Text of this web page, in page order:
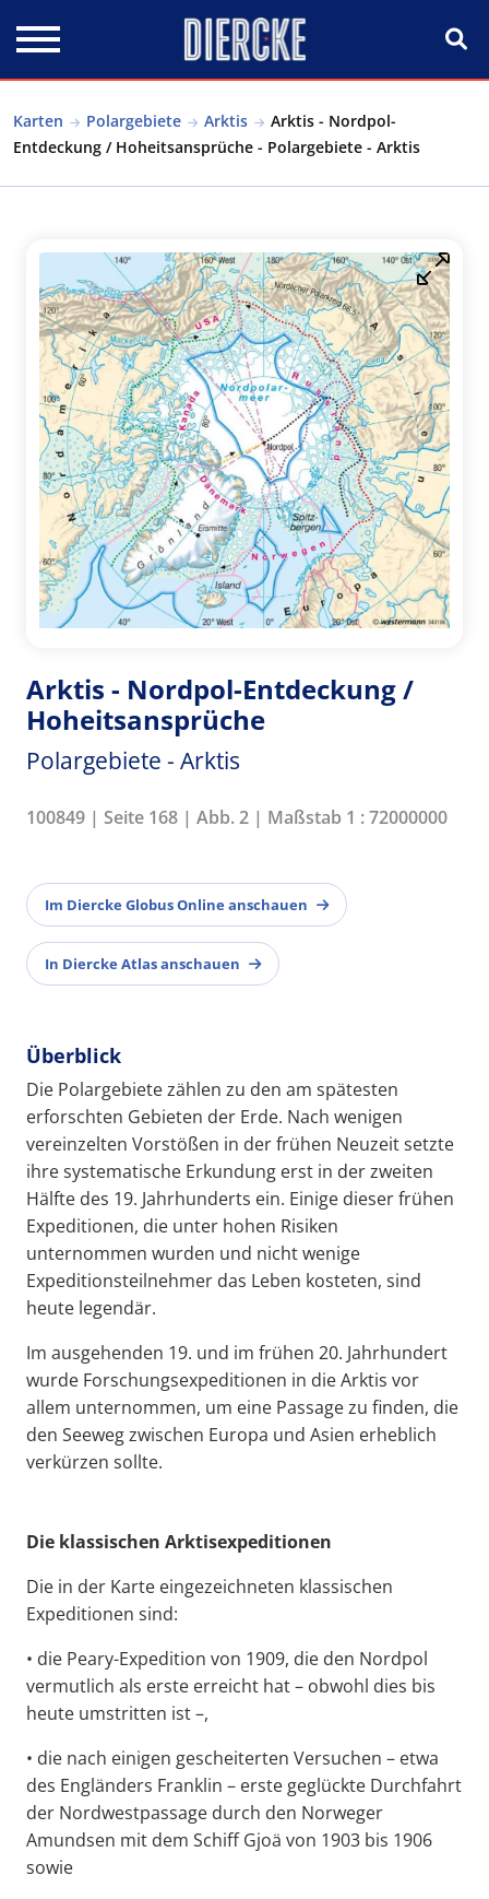
Karten Polargebiete Arktis
Arktis - Nordpol-
Entdeckung / Hoheitsansprüche - Polargebiete - Arktis
Arktis - Nordpol-Entdeckung /
Hoheitsansprüche
Polargebiete - Arktis
100849 | Seite 168 | Abb. 2 | Maßstab 1 : 72000000
Im Diercke Globus Online anschauen
In Diercke Atlas anschauen
Überblick
Die Polargebiete zählen zu den am spätesten
erforschten Gebieten der Erde. Nach wenigen
vereinzelten Vorstößen in der frühen Neuzeit setzte
ihre systematische Erkundung erst in der zweiten
Hälfte des 19. Jahrhunderts ein. Einige dieser frühen
Expeditionen, die unter hohen Risiken
unternommen wurden und nicht wenige
Expeditionsteilnehmer das Leben kosteten, sind
heute legendär.
Im ausgehenden 19. und im frühen 20. Jahrhundert
wurde Forschungsexpeditionen in die Arktis vor
allem unternommen, um eine Passage zu finden, die
den Seeweg zwischen Europa und Asien erheblich
verkürzen sollte.
Die klassischen Arktisexpeditionen
Die in der Karte eingezeichneten klassischen
Expeditionen sind:
• die Peary-Expedition von 1909, die den Nordpol
vermutlich als erste erreicht hat – obwohl dies bis
heute umstritten ist –,
• die nach einigen gescheiterten Versuchen – etwa
des Engländers Franklin – erste geglückte Durchfahrt
der Nordwestpassage durch den Norweger
Amundsen mit dem Schiff Gjoä von 1903 bis 1906
sowie